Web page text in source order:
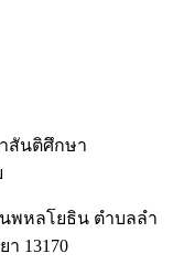
สันติศึกษา
นพหลโยธิน ตำบลลำ
13170